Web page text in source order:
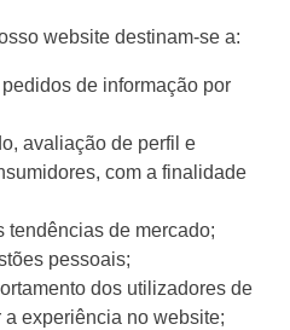
website destinam-se a:
de informação por
avaliação de perfil e
com a finalidade
tendências de mercado;
pessoais;
dos utilizadores de
a experiência no website;